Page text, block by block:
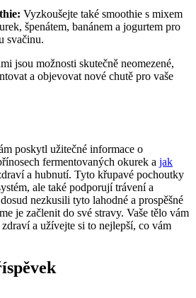
Vyzkoušejte také smoothie s mixem
špenátem, banánem a jogurtem pro
svačinu.
jsou možnosti skutečně neomezené,
a objevovat nové chutě pro vaše
poskytl užitečné informace o
fermentovaných okurek a jak
a hubnutí. Tyto křupavé pochoutky
ale také podporují trávení a
nezkusili tyto lahodné a prospěšné
je začlenit do své stravy. Vaše tělo vám
a užívejte si to nejlepší, co vám